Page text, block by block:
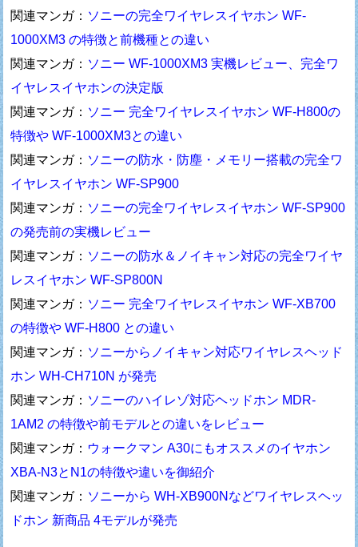
関連マンガ： ソニーの完全ワイヤレスイヤホン WF-
1000XM3 の特徴と前機種との違い
関連マンガ： ソニー WF-1000XM3 実機レビュー、完全ワ
イヤレスイヤホンの決定版
関連マンガ： ソニー 完全ワイヤレスイヤホン WF-H800の
特徴や WF-1000XM3との違い
関連マンガ： ソニーの防水・防塵・メモリー搭載の完全ワ
イヤレスイヤホン WF-SP900
関連マンガ： ソニーの完全ワイヤレスイヤホン WF-SP900
の発売前の実機レビュー
関連マンガ： ソニーの防水＆ノイキャン対応の完全ワイヤ
レスイヤホン WF-SP800N
関連マンガ： ソニー 完全ワイヤレスイヤホン WF-XB700
の特徴や WF-H800 との違い
関連マンガ： ソニーからノイキャン対応ワイヤレスヘッド
ホン WH-CH710N が発売
関連マンガ： ソニーのハイレゾ対応ヘッドホン MDR-
1AM2 の特徴や前モデルとの違いをレビュー
関連マンガ： ウォークマン A30にもオススメのイヤホン
XBA-N3とN1の特徴や違いを御紹介
関連マンガ： ソニーから WH-XB900Nなどワイヤレスヘッ
ドホン 新商品 4モデルが発売